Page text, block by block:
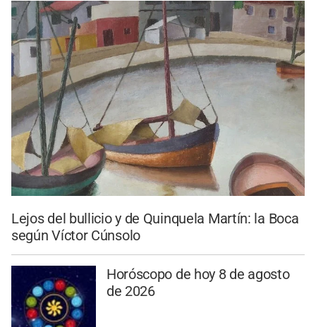
Lejos del bullicio y de Quinquela Martín: la Boca
según Víctor Cúnsolo
Horóscopo de hoy 8 de agosto
de 2026